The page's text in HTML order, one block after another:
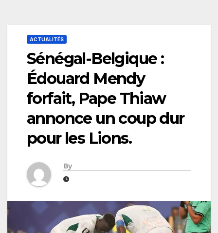
ACTUALITÉS
Sénégal-Belgique :
Édouard Mendy
forfait, Pape Thiaw
annonce un coup dur
pour les Lions.
By